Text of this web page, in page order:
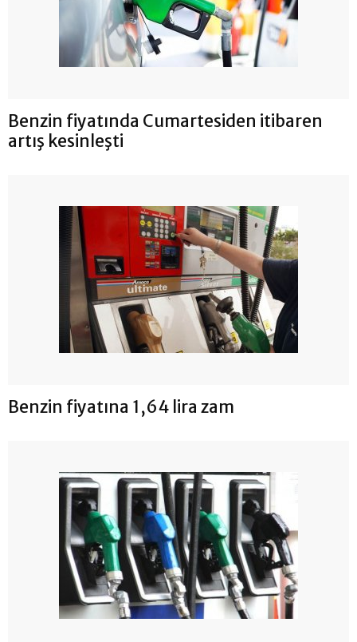
Benzin fiyatında Cumartesiden itibaren
artış kesinleşti
Benzin fiyatına 1,64 lira zam